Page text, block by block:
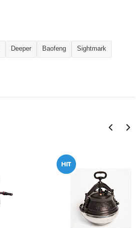
Deeper Baofeng Sightmark